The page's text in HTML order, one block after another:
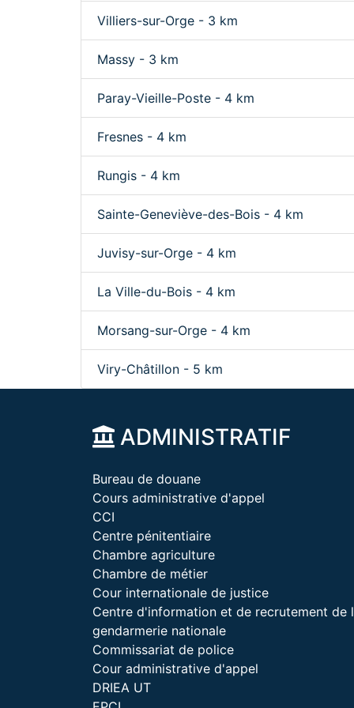
Villiers-sur-Orge - 3 km
Massy - 3 km
Paray-Vieille-Poste - 4 km
Fresnes - 4 km
Rungis - 4 km
Sainte-Geneviève-des-Bois - 4 km
Juvisy-sur-Orge - 4 km
La Ville-du-Bois - 4 km
Morsang-sur-Orge - 4 km
Viry-Châtillon - 5 km
ADMINISTRATIF
Bureau de douane
Cours administrative d'appel
CCI
Centre pénitentiaire
Chambre agriculture
Chambre de métier
Cour internationale de justice
Centre d'information et de recrutement de
gendarmerie nationale
Commissariat de police
Cour administrative d'appel
DRIEA UT